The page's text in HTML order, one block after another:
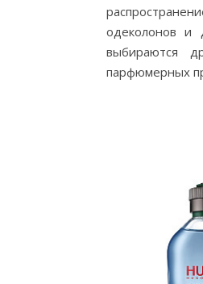
одеколонов и
выбираются
парфюмерных